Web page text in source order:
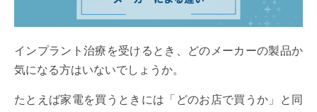
インプラント治療を受けるとき、どのメーカーの製品か
気になる方はいないでしょうか。
たとえば家電を買うときには「どのお店で買うか」と同